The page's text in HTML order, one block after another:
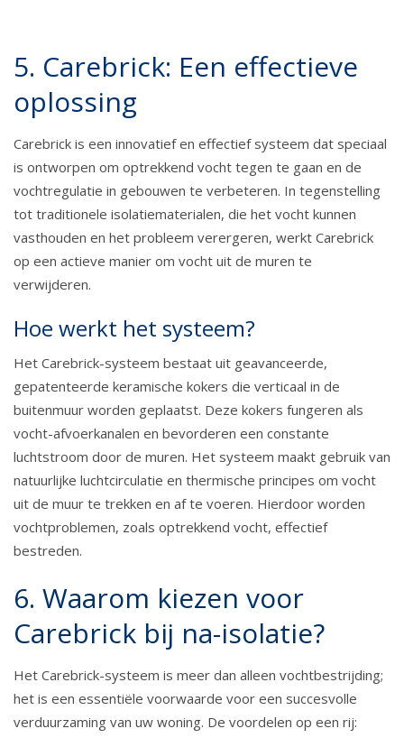
5. Carebrick: Een effectieve
oplossing
Carebrick is een innovatief en effectief systeem dat speciaal
is ontworpen om optrekkend vocht tegen te gaan en de
vochtregulatie in gebouwen te verbeteren. In tegenstelling
tot traditionele isolatiematerialen, die het vocht kunnen
vasthouden en het probleem verergeren, werkt Carebrick
op een actieve manier om vocht uit de muren te
verwijderen.
Hoe werkt het systeem?
Het Carebrick-systeem bestaat uit geavanceerde,
gepatenteerde keramische kokers die verticaal in de
buitenmuur worden geplaatst. Deze kokers fungeren als
vocht-afvoerkanalen en bevorderen een constante
luchtstroom door de muren. Het systeem maakt gebruik van
natuurlijke luchtcirculatie en thermische principes om vocht
uit de muur te trekken en af te voeren. Hierdoor worden
vochtproblemen, zoals optrekkend vocht, effectief
bestreden.
6. Waarom kiezen voor
Carebrick bij na-isolatie?
Het Carebrick-systeem is meer dan alleen vochtbestrijding;
het is een essentiële voorwaarde voor een succesvolle
verduurzaming van uw woning. De voordelen op een rij: